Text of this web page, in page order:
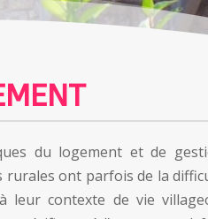
du logement et de
rurales ont parfois de la
leur contexte de vie